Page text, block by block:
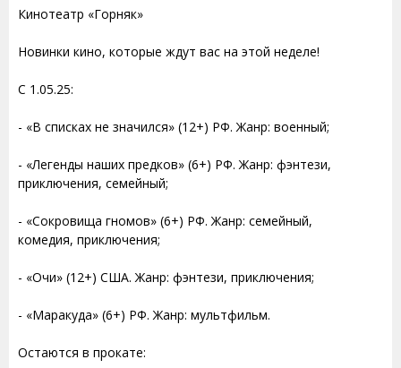
Кинотеатр «Горняк»
Новинки кино, которые ждут вас на этой неделе!
С 1.05.25:
- «В списках не значился» (12+) РФ. Жанр: военный;
- «Легенды наших предков» (6+) РФ. Жанр: фэнтези,
приключения, семейный;
- «Сокровища гномов» (6+) РФ. Жанр: семейный,
комедия, приключения;
- «Очи» (12+) США. Жанр: фэнтези, приключения;
- «Маракуда» (6+) РФ. Жанр: мультфильм.
Остаются в прокате: